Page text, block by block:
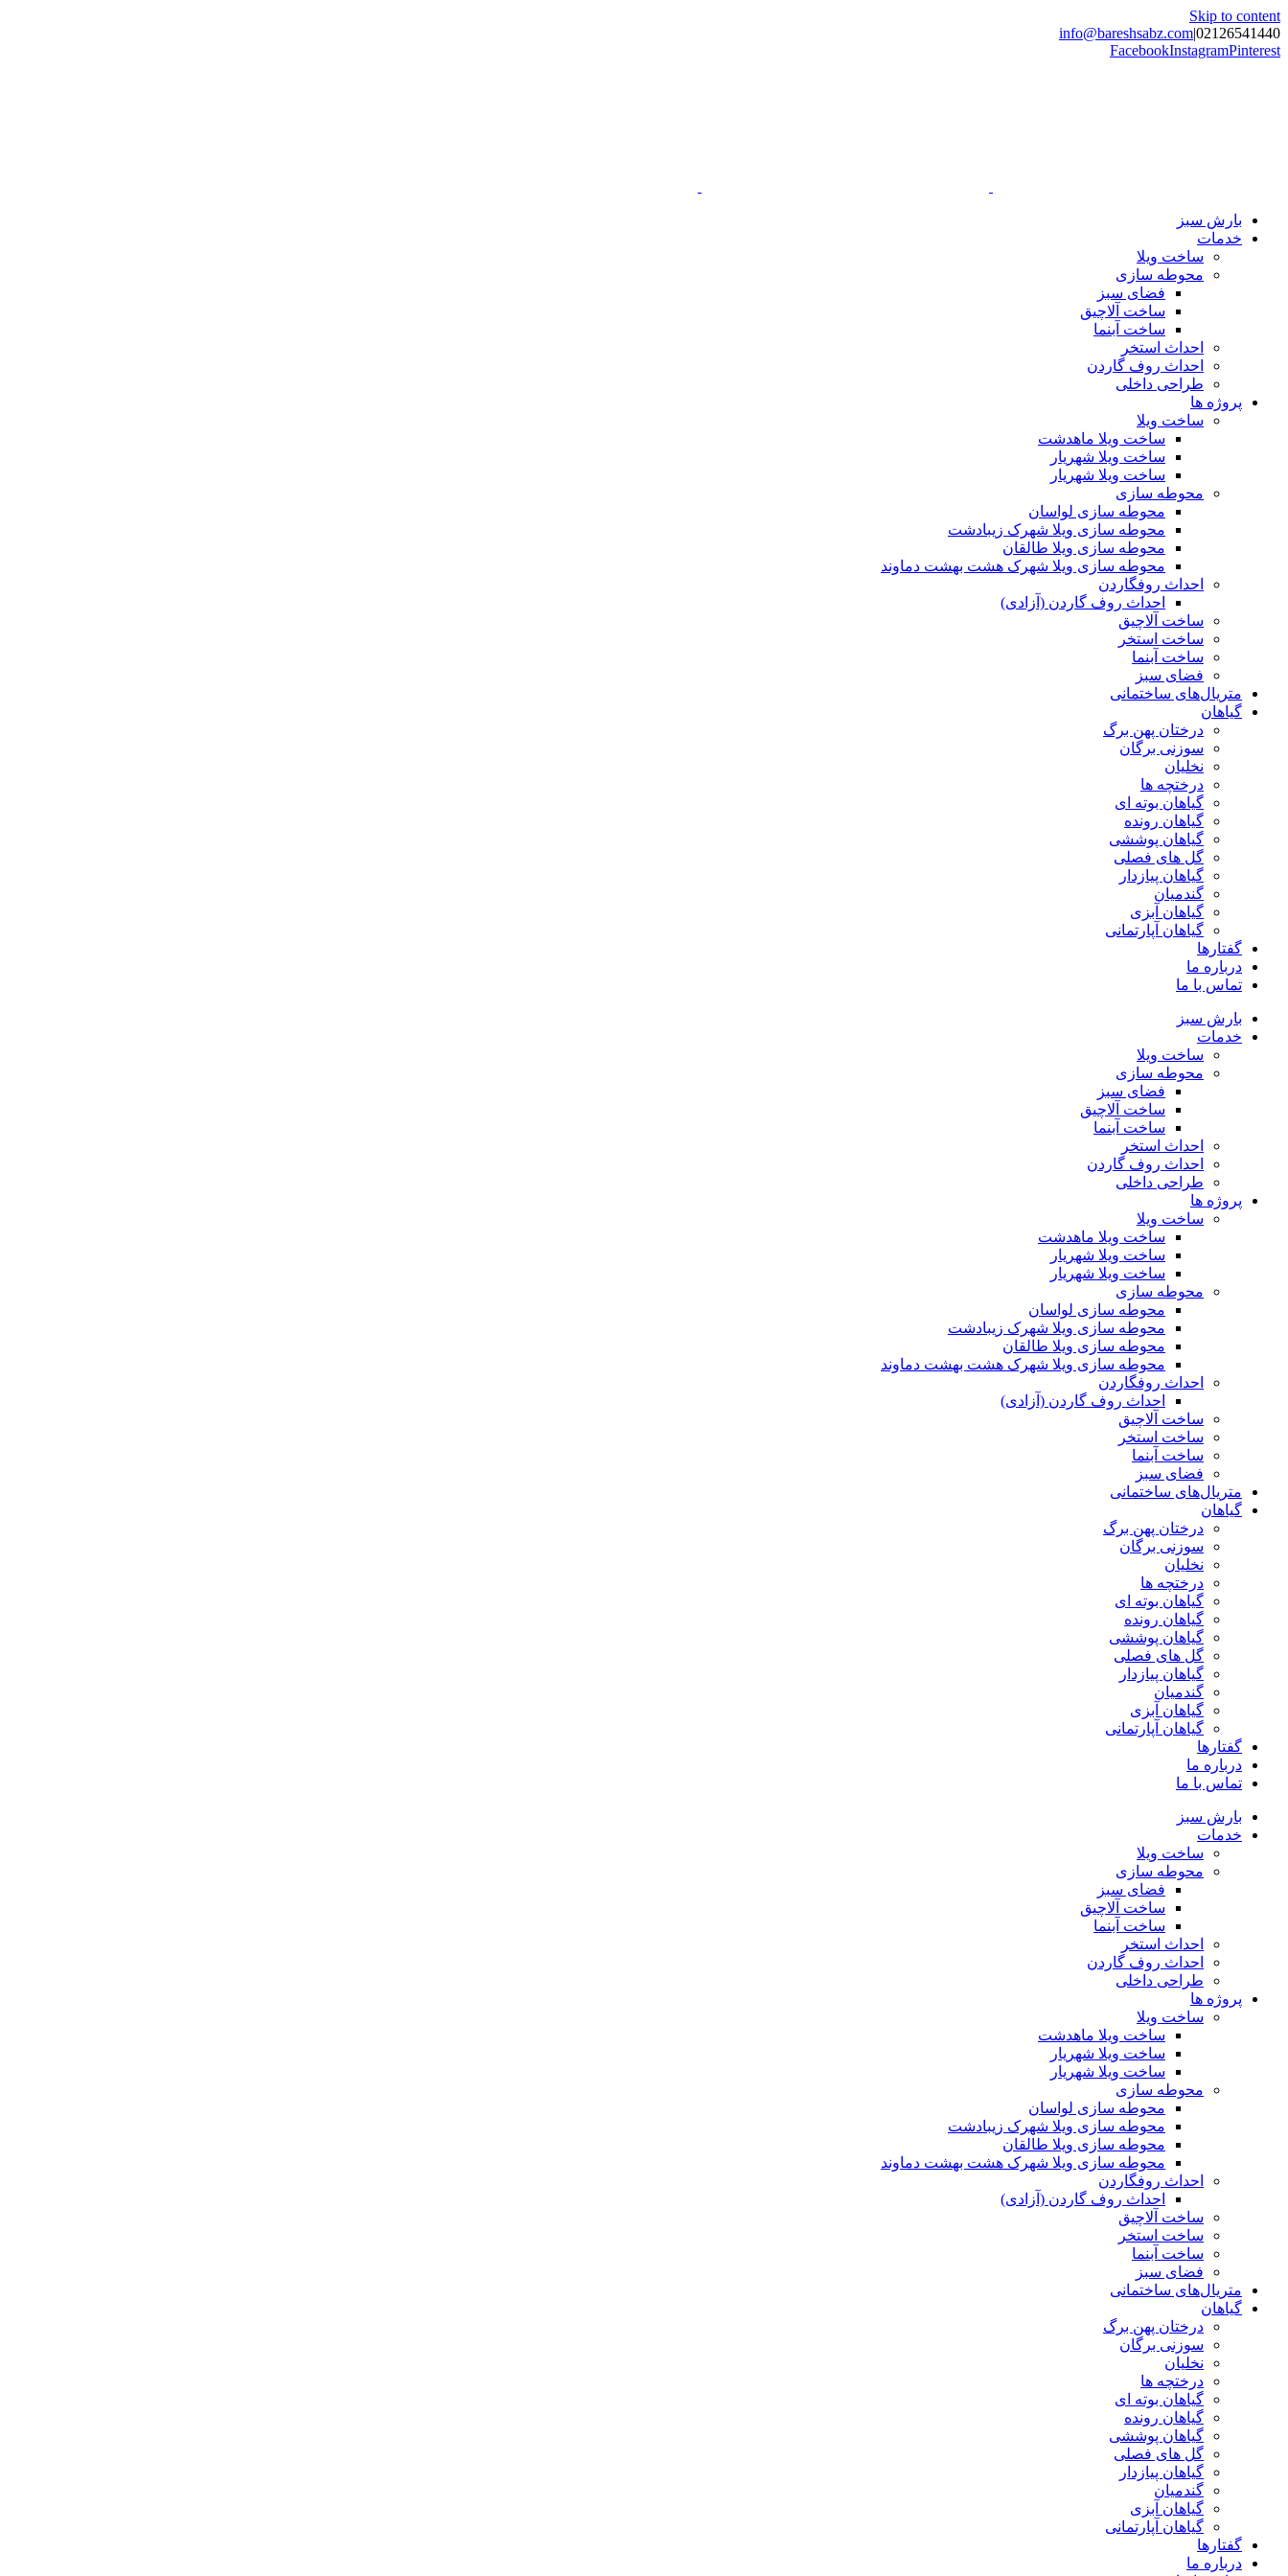
Skip to content
02126541440
|
info@bareshsabz.com
FacebookInstagramPinterest
بارش سبز
خدمات
ساخت ویلا
محوطه سازی
فضای سبز
ساخت آلاچیق
ساخت آبنما
احداث استخر
احداث روف گاردن
طراحی داخلی
پروژه ها
ساخت ویلا
ساخت ویلا ماهدشت
ساخت ویلا شهریار
ساخت ویلا شهریار
محوطه سازی
محوطه سازی لواسان
محوطه سازی ویلا شهرک زیبادشت
محوطه سازی ویلا طالقان
محوطه سازی ویلا شهرک هشت بهشت دماوند
احداث روفگاردن
احداث روف گاردن (آزادی)
ساخت آلاچیق
ساخت استخر
ساخت آبنما
فضای سبز
متریال‌های ساختمانی
گیاهان
درختان پهن برگ
سوزنی برگان
نخلیان
درختچه ها
گیاهان بوته ای
گیاهان رونده
گیاهان پوششی
گل های فصلی
گیاهان پیازدار
گندمیان
گیاهان آبزی
گیاهان آپارتمانی
گفتارها
درباره ما
تماس با ما
بارش سبز
خدمات
ساخت ویلا
محوطه سازی
فضای سبز
ساخت آلاچیق
ساخت آبنما
احداث استخر
احداث روف گاردن
طراحی داخلی
پروژه ها
ساخت ویلا
ساخت ویلا ماهدشت
ساخت ویلا شهریار
ساخت ویلا شهریار
محوطه سازی
محوطه سازی لواسان
محوطه سازی ویلا شهرک زیبادشت
محوطه سازی ویلا طالقان
محوطه سازی ویلا شهرک هشت بهشت دماوند
احداث روفگاردن
احداث روف گاردن (آزادی)
ساخت آلاچیق
ساخت استخر
ساخت آبنما
فضای سبز
متریال‌های ساختمانی
گیاهان
درختان پهن برگ
سوزنی برگان
نخلیان
درختچه ها
گیاهان بوته ای
گیاهان رونده
گیاهان پوششی
گل های فصلی
گیاهان پیازدار
گندمیان
گیاهان آبزی
گیاهان آپارتمانی
گفتارها
درباره ما
تماس با ما
بارش سبز
خدمات
ساخت ویلا
محوطه سازی
فضای سبز
ساخت آلاچیق
ساخت آبنما
احداث استخر
احداث روف گاردن
طراحی داخلی
پروژه ها
ساخت ویلا
ساخت ویلا ماهدشت
ساخت ویلا شهریار
ساخت ویلا شهریار
محوطه سازی
محوطه سازی لواسان
محوطه سازی ویلا شهرک زیبادشت
محوطه سازی ویلا طالقان
محوطه سازی ویلا شهرک هشت بهشت دماوند
احداث روفگاردن
احداث روف گاردن (آزادی)
ساخت آلاچیق
ساخت استخر
ساخت آبنما
فضای سبز
متریال‌های ساختمانی
گیاهان
درختان پهن برگ
سوزنی برگان
نخلیان
درختچه ها
گیاهان بوته ای
گیاهان رونده
گیاهان پوششی
گل های فصلی
گیاهان پیازدار
گندمیان
گیاهان آبزی
گیاهان آپارتمانی
گفتارها
درباره ما